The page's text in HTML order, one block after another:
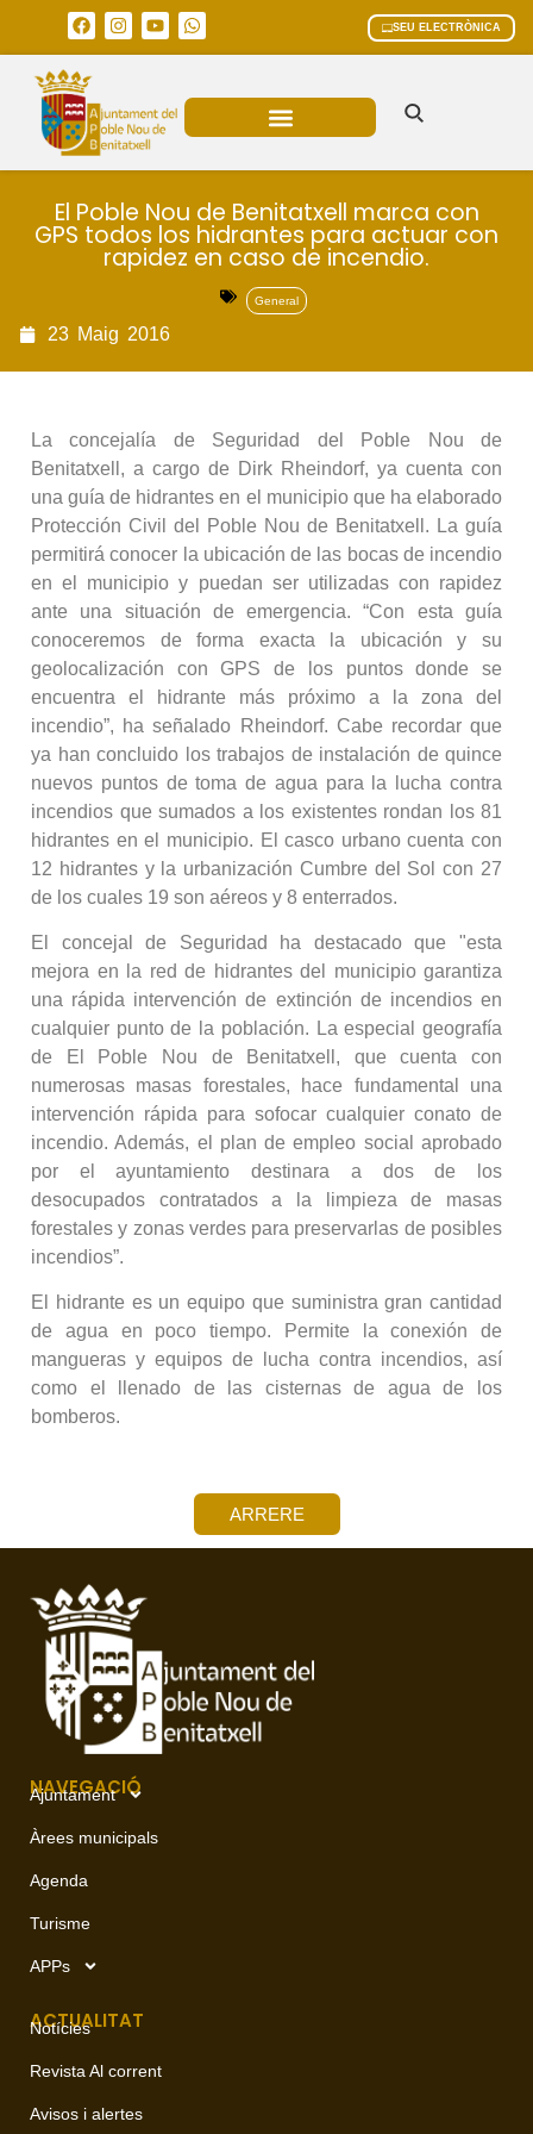
SEU ELECTRÒNICA
El Poble Nou de Benitatxell marca con
GPS todos los hidrantes para actuar con
rapidez en caso de incendio.
General
23 Maig 2016
La concejalía de Seguridad del Poble Nou de
Benitatxell, a cargo de Dirk Rheindorf, ya cuenta con
una guía de hidrantes en el municipio que ha elaborado
Protección Civil del Poble Nou de Benitatxell. La guía
permitirá conocer la ubicación de las bocas de incendio
en el municipio y puedan ser utilizadas con rapidez
ante una situación de emergencia. “Con esta guía
conoceremos de forma exacta la ubicación y su
geolocalización con GPS de los puntos donde se
encuentra el hidrante más próximo a la zona del
incendio”, ha señalado Rheindorf. Cabe recordar que
ya han concluido los trabajos de instalación de quince
nuevos puntos de toma de agua para la lucha contra
incendios que sumados a los existentes rondan los 81
hidrantes en el municipio. El casco urbano cuenta con
12 hidrantes y la urbanización Cumbre del Sol con 27
de los cuales 19 son aéreos y 8 enterrados.
El concejal de Seguridad ha destacado que "esta
mejora en la red de hidrantes del municipio garantiza
una rápida intervención de extinción de incendios en
cualquier punto de la población. La especial geografía
de El Poble Nou de Benitatxell, que cuenta con
numerosas masas forestales, hace fundamental una
intervención rápida para sofocar cualquier conato de
incendio. Además, el plan de empleo social aprobado
por el ayuntamiento destinara a dos de los
desocupados contratados a la limpieza de masas
forestales y zonas verdes para preservarlas de posibles
incendios”.
El hidrante es un equipo que suministra gran cantidad
de agua en poco tiempo. Permite la conexión de
mangueras y equipos de lucha contra incendios, así
como el llenado de las cisternas de agua de los
bomberos.
ARRERE
NAVEGACIÓ
Ajuntament
Àrees municipals
Agenda
Turisme
APPs
ACTUALITAT
Notícies
Revista Al corrent
Avisos i alertes